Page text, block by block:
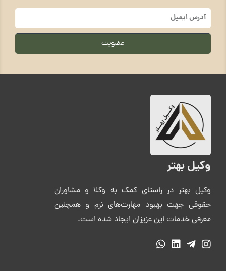
آدرس
ایمیل
عضویت
وکیل بهتر
وکیل بهتر در راستای کمک به وکلا و مشاوران
حقوقی جهت بهبود مهارت‌های نرم و همچنین
معرفی خدمات این عزیزان ایجاد شده است.